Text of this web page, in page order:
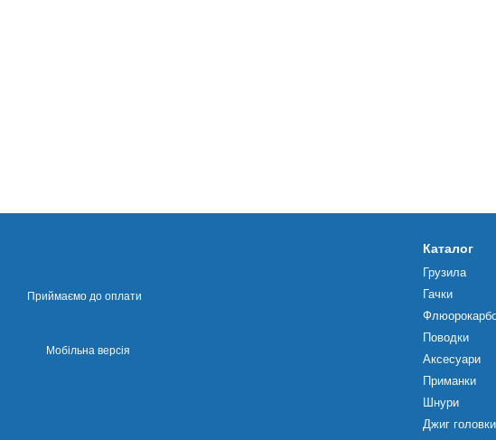
Приймаємо до оплати
Мобільна версія
Каталог
Грузила
Гачки
Поводки
Аксесуари
Приманки
Шнури
Джиг головки